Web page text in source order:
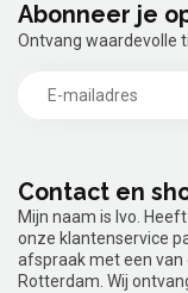
Contact en
Mijn naam is Ivo.
onze klantenservice
afspraak met een van
Rotterdam. Wij
Abonneer je
Ontvang waardevolle